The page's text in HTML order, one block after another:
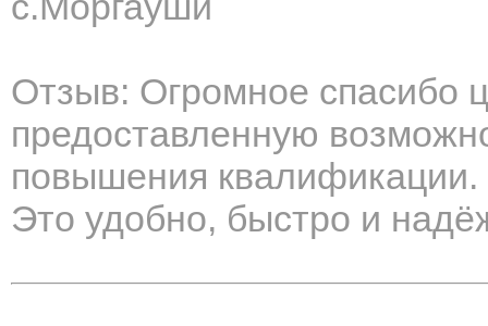
Отзыв: Огромное спасибо
предоставленную
повышения
Это удобно, быстро и